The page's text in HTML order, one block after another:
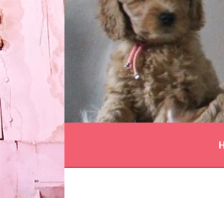
Spring